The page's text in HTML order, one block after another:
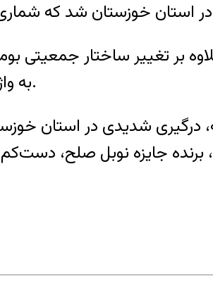
بر تغییر ساختار جمعیتی
به واژه‌های فارسی تغییر یابد.
سال ۱۳۹۰ هم در سالگرد این واقعه، درگیری